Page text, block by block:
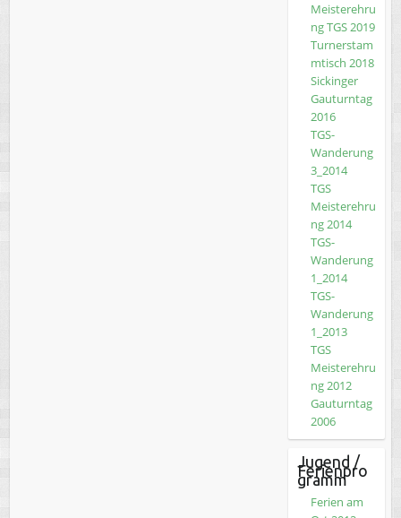
Meisterehru
ng TGS 2019
Turnerstam
mtisch 2018
Sickinger
Gauturntag
2016
TGS-
Wanderung
3_2014
TGS
Meisterehru
ng 2014
TGS-
Wanderung
1_2014
TGS-
Wanderung
1_2013
TGS
Meisterehru
ng 2012
Gauturntag
2006
Jugend /
Ferienpro
gramm
Ferien am